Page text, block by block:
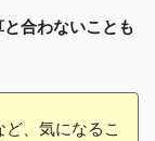
合わないことも
、気になるこ